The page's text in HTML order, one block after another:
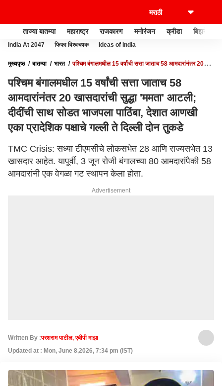
ताज्या बातम्या महाराष्ट्र राजकारण मनोरंजन क्रीडा बिझनेस
India At 2047 फिफा विश्वचषक Ideas of India
मुख्यपृष्ठ बातम्या भारत
पश्चिम बंगालमधील 15 वर्षांची सत्ता जाताच 58 आमदारांनंतर 20
पक्षाचे गल्ली ते दिल्ली दोन तुकडे
पश्चिम बंगालमधील 15 वर्षांची सत्ता जाताच 58
आमदारांनंतर 20 खासदारांची सुद्धा 'ममता' आटली;
दीदींची साथ सोडत भाजपला पाठिंबा, देशात आणखी
एका प्रादेशिक पक्षाचे गल्ली ते दिल्ली दोन तुकडे
TMC Crisis: सध्या टीएमसीचे लोकसभेत 28 आणि राज्यसभेत 13
खासदार आहेत. यापूर्वी, 3 जून रोजी बंगालच्या 80 आमदारांपैकी 58
आमदारांनी एक वेगळा गट स्थापन केला होता.
Advertisement
Written By :परशराम पाटील, एबीपी माझा
Updated at : Mon, June 8,2026, 7:34 pm (IST)